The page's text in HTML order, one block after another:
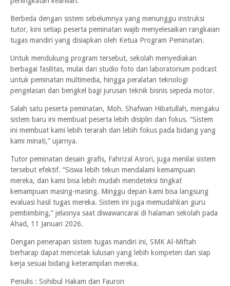
Berbeda dengan sistem sebelumnya yang menunggu instruksi
tutor, kini setiap peserta peminatan wajib menyelesaikan rangkaian
tugas mandiri yang disiapkan oleh Ketua Program Peminatan.
Untuk mendukung program tersebut, sekolah menyediakan
berbagai fasilitas, mulai dari studio foto dan laboratorium podcast
untuk peminatan multimedia, hingga peralatan teknologi
pengelasan dan bengkel bagi jurusan teknik bisnis sepeda motor.
Salah satu peserta peminatan, Moh. Shafwan Hibatullah, mengaku
sistem baru ini membuat peserta lebih disiplin dan fokus. “Sistem
ini membuat kami lebih terarah dan lebih fokus pada bidang yang
kami minati,” ujarnya.
Tutor peminatan desain grafis, Fahrizal Asrori, juga menilai sistem
tersebut efektif. “Siswa lebih tekun mendalami kemampuan
mereka, dan kami bisa lebih mudah mendeteksi tingkat
kemampuan masing-masing. Minggu depan kami bisa langsung
evaluasi hasil tugas mereka. Sistem ini juga memudahkan guru
pembimbing,” jelasnya saat diwawancarai di halaman sekolah pada
Ahad, 11 Januari 2026.
Dengan penerapan sistem tugas mandiri ini, SMK Al-Miftah
berharap dapat mencetak lulusan yang lebih kompeten dan siap
kerja sesuai bidang keterampilan mereka.
Penulis : Sohibul Hakam dan Fauron